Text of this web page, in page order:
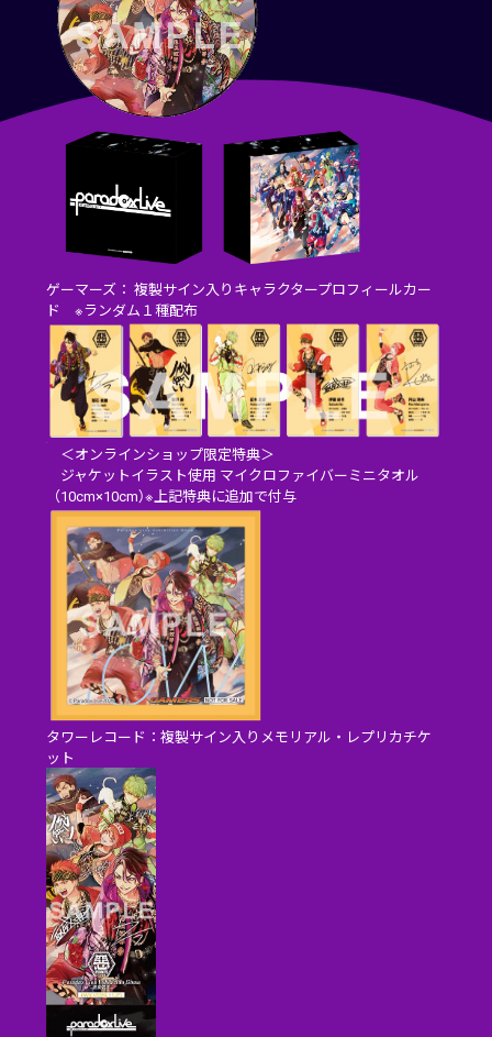
ゲーマーズ： 複製サイン入りキャラクタープロフィールカー
ド ※ランダム１種配布
＜オンラインショップ限定特典＞
ジャケットイラスト使用 マイクロファイバーミニタオル
（10cm×10cm）※上記特典に追加で付与
タワーレコード：複製サイン入りメモリアル・レプリカチケ
ット